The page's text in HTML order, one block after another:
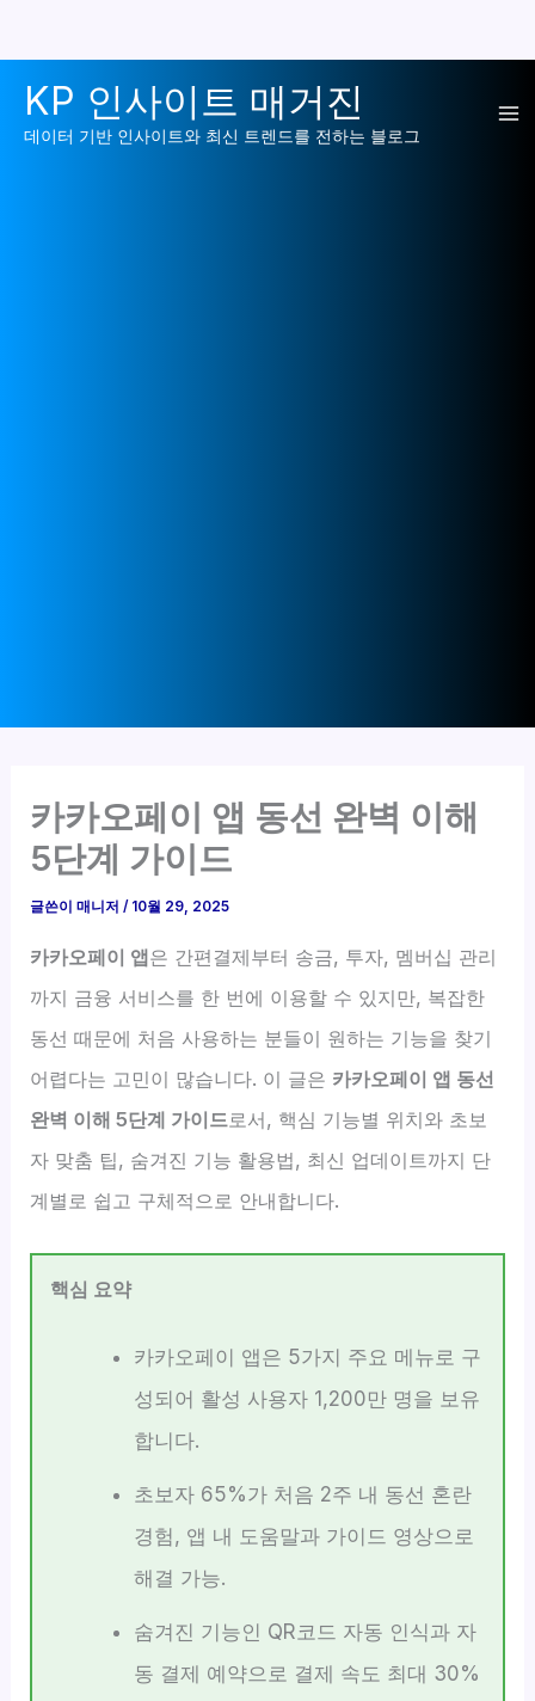
KP 인사이트 매거진
데이터 기반 인사이트와 최신 트렌드를 전하는 블로그
카카오페이 앱 동선 완벽 이해
5단계 가이드
글쓴이매니저/ 10월 29, 2025
카카오페이 앱은 간편결제부터 송금, 투자, 멤버십 관리
까지 금융 서비스를 한 번에 이용할 수 있지만, 복잡한
동선 때문에 처음 사용하는 분들이 원하는 기능을 찾기
어렵다는 고민이 많습니다. 이 글은 카카오페이 앱 동선
완벽 이해 5단계 가이드로서, 핵심 기능별 위치와 초보
자 맞춤 팁, 숨겨진 기능 활용법, 최신 업데이트까지 단
계별로 쉽고 구체적으로 안내합니다.
핵심 요약
카카오페이 앱은 5가지 주요 메뉴로 구
성되어 활성 사용자 1,200만 명을 보유
합니다.
초보자 65%가 처음 2주 내 동선 혼란
경험, 앱 내 도움말과 가이드 영상으로
해결 가능.
숨겨진 기능인 QR코드 자동 인식과 자
동 결제 예약으로 결제 속도 최대 30%